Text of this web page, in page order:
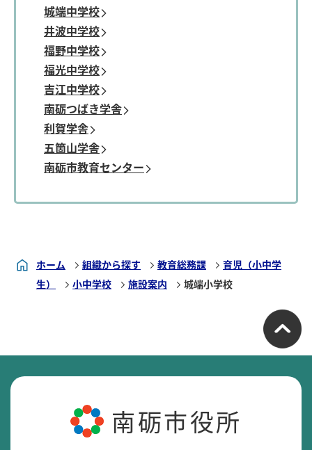
城端中学校
井波中学校
福野中学校
福光中学校
吉江中学校
南砺つばき学舎
利賀学舎
五箇山学舎
南砺市教育センター
ホーム 組織から探す 教育総務課
育児（小中学
生）
小中学校 施設案内 城端小学校
南砺市役所